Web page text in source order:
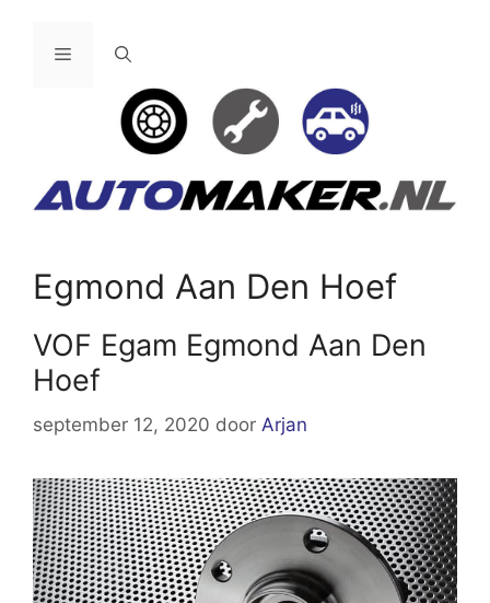
Menu
Egmond Aan Den Hoef
VOF Egam Egmond Aan Den
Hoef
september 12, 2020 door Arjan